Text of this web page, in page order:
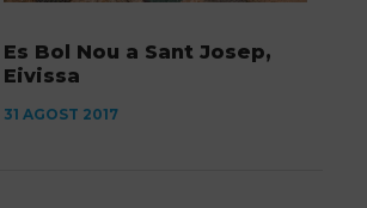
Es Bol Nou a Sant Josep,
Eivissa
31 AGOST 2017